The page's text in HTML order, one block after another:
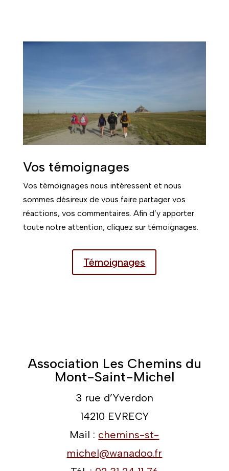
Vos témoignages
Vos témoignages nous intéressent et nous
sommes désireux de vous faire partager vos
réactions, vos commentaires. Afin d’y apporter
toute notre attention, cliquez sur témoignages.
Témoignages
Association Les Chemins du
Mont-Saint-Michel
3 rue d’Yverdon
14210 EVRECY
Mail : chemins-st-
michel@wanadoo.fr